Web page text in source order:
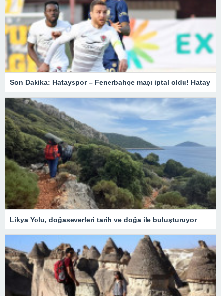
Son Dakika: Hatayspor – Fenerbahçe maçı iptal oldu! Hatay
Likya Yolu, doğaseverleri tarih ve doğa ile buluşturuyor